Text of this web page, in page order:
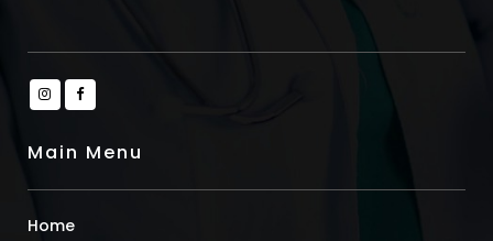
Main Menu
Home